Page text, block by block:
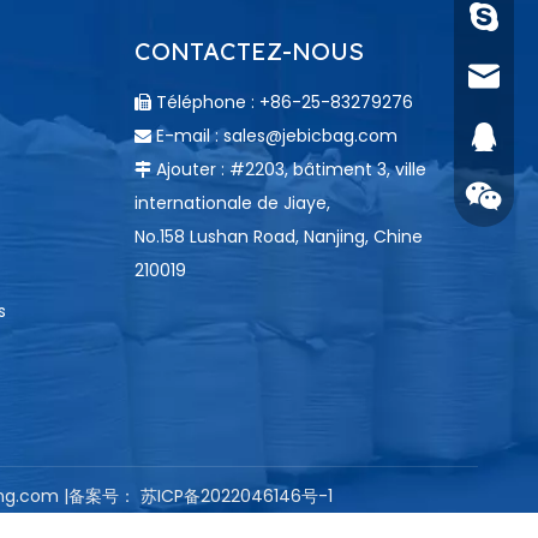
CONTACTEZ-NOUS
 Téléphone : +86-25-83279276
E-mail :sales@jebicbag.com
 Ajouter : #2203, bâtiment 3, ville
internationale de Jiaye,
No.158 Lushan Road, Nanjing, Chine
210019
|备案号： 苏ICP备2022046146号-1
Nancy